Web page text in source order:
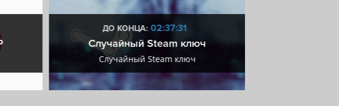
ДО КОНЦА:02:37:30
Случайный Steam ключ
Случайный Steam ключ